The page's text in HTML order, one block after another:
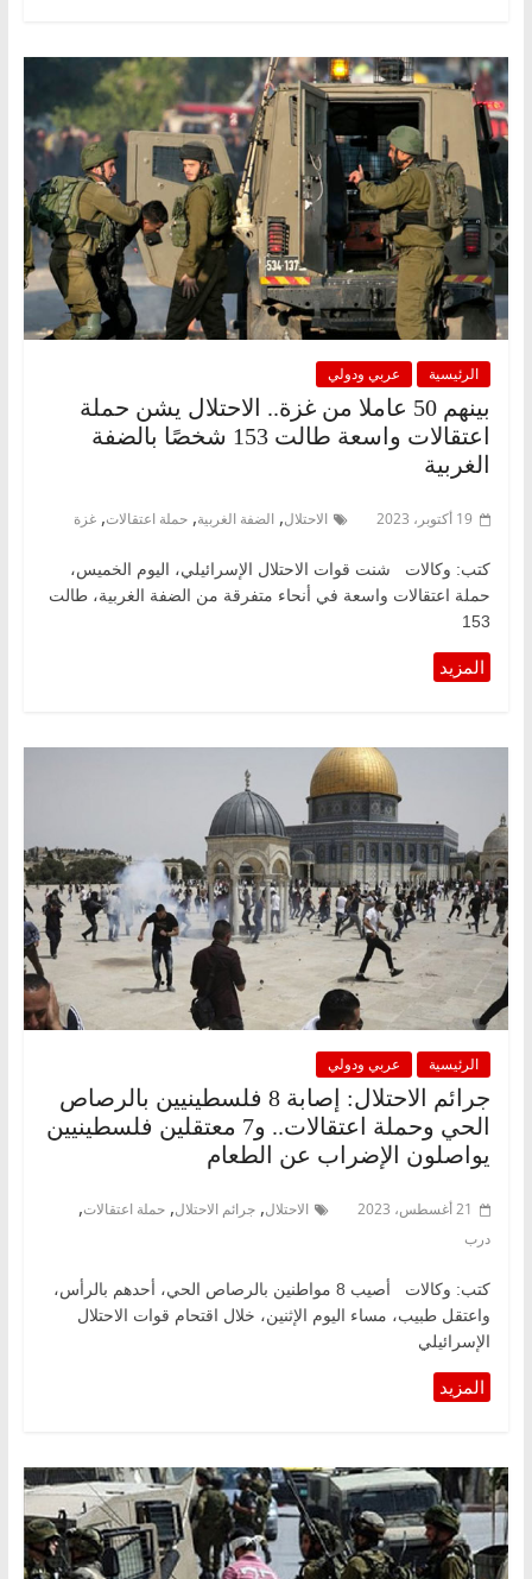
الرئيسية عربي ودولي
بينهم 50 عاملا من غزة.. الاحتلال يشن حملة
اعتقالات واسعة طالت 153 شخصًا بالضفة
الغربية
19 أكتوبر، 2023 الاحتلال, الضفة الغربية, حملة اعتقالات, غزة
كتب: وكالات شنت قوات الاحتلال الإسرائيلي، اليوم الخميس،
حملة اعتقالات واسعة في أنحاء متفرقة من الضفة الغربية، طالت
153
الرئيسية عربي ودولي
جرائم الاحتلال: إصابة 8 فلسطينيين بالرصاص
الحي وحملة اعتقالات.. و7 معتقلين فلسطينيين
يواصلون الإضراب عن الطعام
21 أغسطس، 2023 الاحتلال, جرائم الاحتلال, حملة اعتقالات,
درب
كتب: وكالات أصيب 8 مواطنين بالرصاص الحي، أحدهم بالرأس،
واعتقل طبيب، مساء اليوم الإثنين، خلال اقتحام قوات الاحتلال
الإسرائيلي